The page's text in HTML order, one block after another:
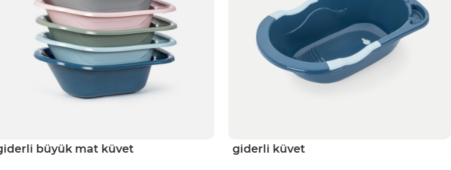
büyük mat küvet giderli küvet